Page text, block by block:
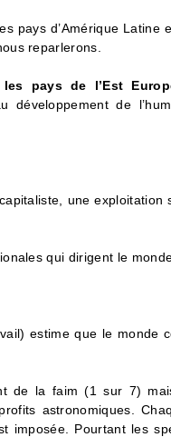
pays d’Amérique
reparlerons.
pays de l’Est
développement de
une
qui dirigent le
estime que le
de la faim (1 sur 7)
astronomiques.
imposée. Pourtant les